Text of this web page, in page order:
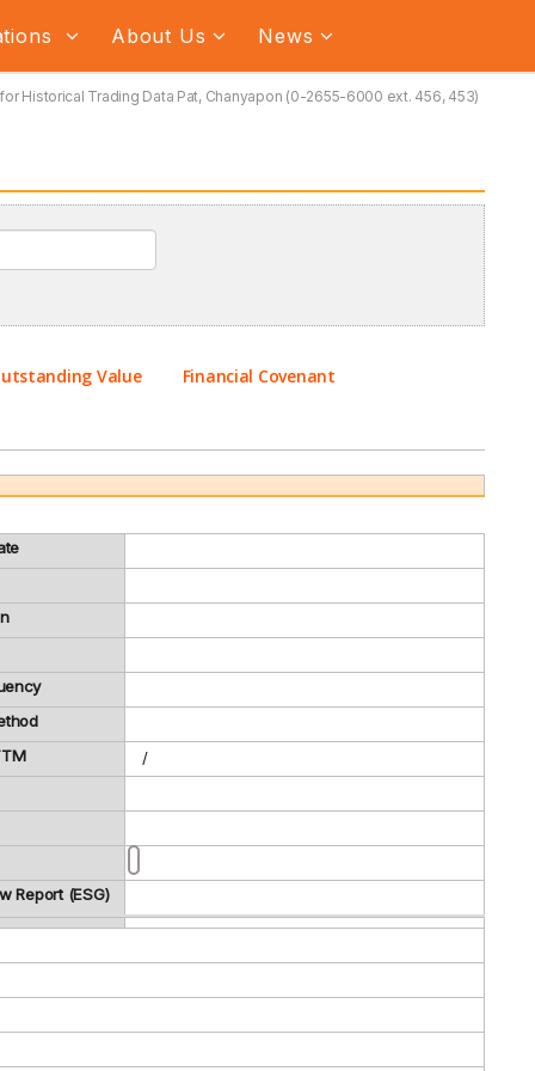
About Us News
Historical Trading Data Pat, Chanyapon (0-2655-6000 ext. 456, 453)
Value Financial Covenant
/
Report (ESG)